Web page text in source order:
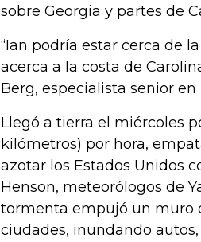
sobre Georgia y partes de
“Ian podría estar cerca de
acerca a la costa de
Berg, especialista senior
Llegó a tierra el miércoles
kilómetros) por hora,
azotar los Estados Unidos
Henson, meteorólogos de
tormenta empujó un muro
ciudades, inundando